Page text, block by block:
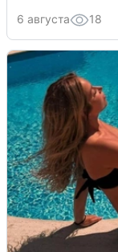
6 августа 18